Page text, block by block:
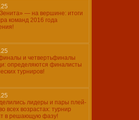
— на вершине: итоги
команд 2016 года
и четвертьфиналы
определяются финалисты
турниров!
лидеры и пары плей-
всех возрастах: турнир
в решающую фазу!